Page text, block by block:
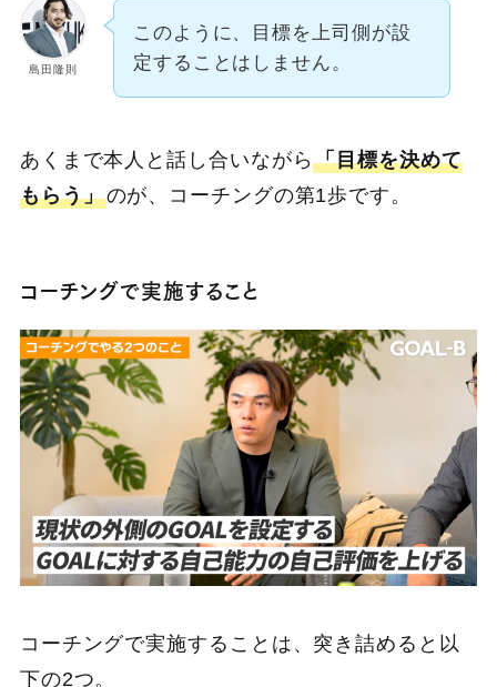
島田隆則
このように、目標を上司側が設
定することはしません。
あくまで本人と話し合いながら「目標を決めて
もらう」のが、コーチングの第1歩です。
コーチングで実施すること
コーチングで実施することは、突き詰めると以
下の2つ。